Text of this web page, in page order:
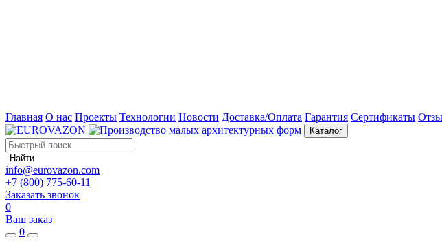
Главная О нас Проекты Технологии Новости Доставка/Оплата Гарантия Сертификаты
Каталог
Найти
info@eurovazon.com
+7 (800) 775-60-11
Заказать звонок
0
Ваш заказ
0